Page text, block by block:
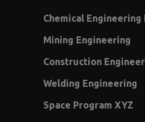
Chemical
Mining Engineering
Construction
Welding Engineering
Space Program XYZ